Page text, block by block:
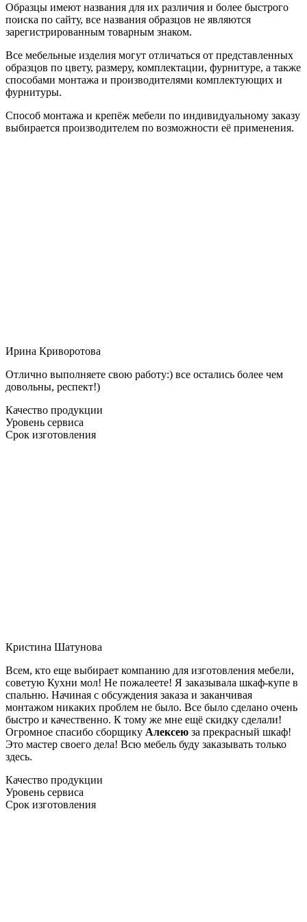
Образцы имеют названия для их различия и более быстрого
поиска по сайту, все названия образцов не являются
зарегистрированным товарным знаком.
Все мебельные изделия могут отличаться от представленных
образцов по цвету, размеру, комплектации, фурнитуре, а также
способами монтажа и производителями комплектующих и
фурнитуры.
Способ монтажа и крепёж мебели по индивидуальному заказу
выбирается производителем по возможности её применения.
Ирина Криворотова
Отлично выполняете свою работу:) все остались более чем
довольны, респект!)
Качество продукции
Уровень сервиса
Срок изготовления
Кристина Шатунова
Всем, кто еще выбирает компанию для изготовления мебели,
советую Кухни мол! Не пожалеете! Я заказывала шкаф-купе в
спальню. Начиная с обсуждения заказа и заканчивая
монтажом никаких проблем не было. Все было сделано очень
быстро и качественно. К тому же мне ещё скидку сделали!
Огромное спасибо сборщику Алексею за прекрасный шкаф!
Это мастер своего дела! Всю мебель буду заказывать только
здесь.
Качество продукции
Уровень сервиса
Срок изготовления